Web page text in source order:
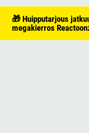
🎁 Huipputarjous
megakierros